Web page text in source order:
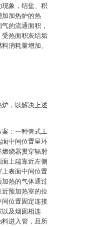
象，结盐、积
加加热炉的热
的流通面积，
热面积灰结垢
消耗量增加、
，以解决上述
案：一种管式工
中间位置呈环
烧器贯穿辐射
上端靠近左侧
表面中间位置
热的气体通过
预加热室的位
位置固定连接
以及烟囱相连
进入管，且所